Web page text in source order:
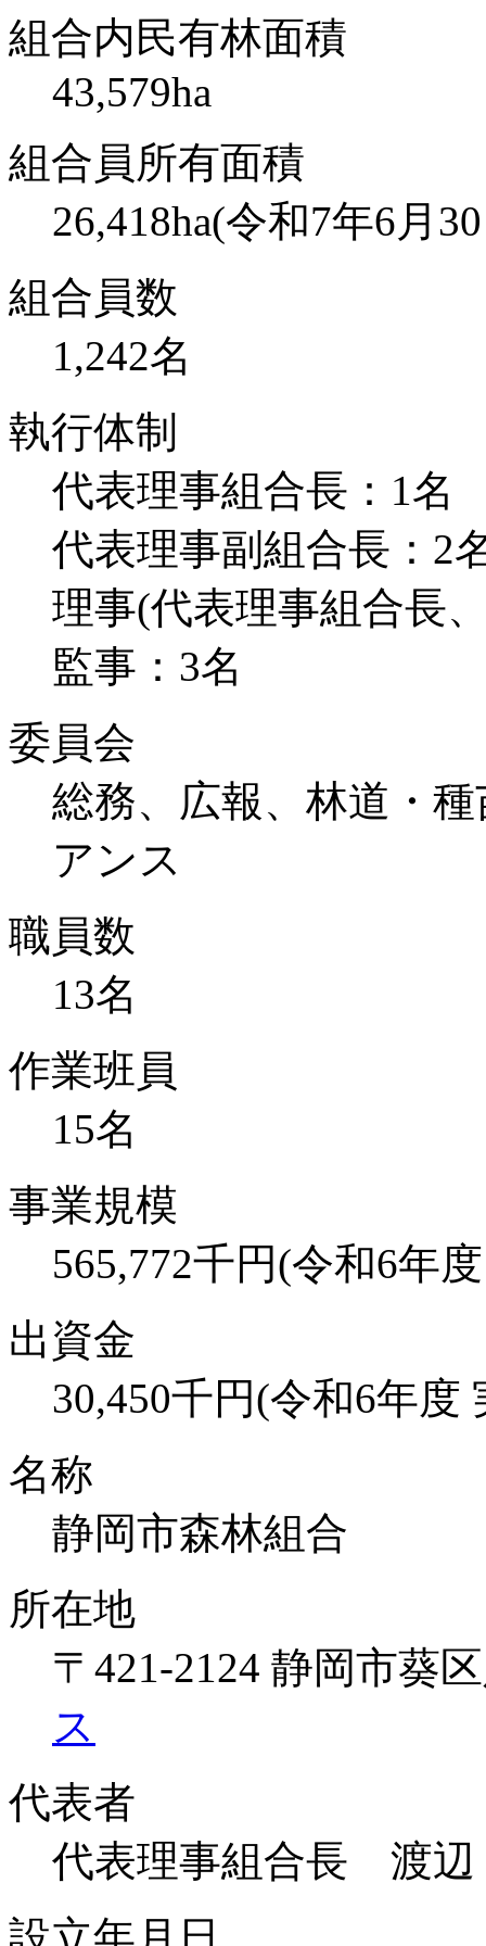
組合内民有林面積
43,579ha
組合員所有面積
26,418ha(令和7年6月
組合員数
1,242名
執行体制
代表理事組合長：1名
代表理事副組合長：2
理事(代表理事組合長
監事：3名
委員会
総務、広報、林道・
アンス
職員数
13名
作業班員
15名
事業規模
565,772千円(令和6年
出資金
30,450千円(令和6年度
名称
静岡市森林組合
所在地
〒421-2124 静岡市葵
ス
代表者
代表理事組合長 渡辺